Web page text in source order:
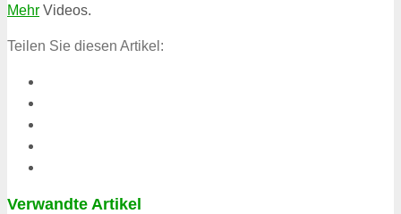
Mehr Videos.
Teilen Sie diesen Artikel:
Verwandte Artikel